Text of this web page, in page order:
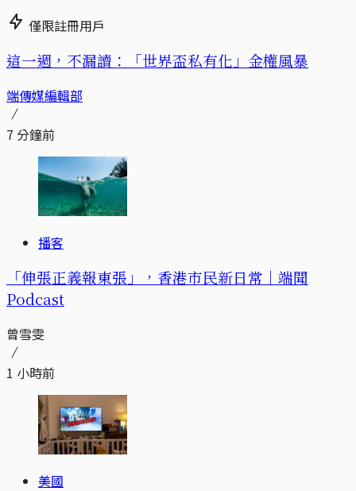
僅限註冊用戶
這一週，不漏讀：「世界盃私有化」金權風暴
端傳媒編輯部
7 分鐘前
播客
「伸張正義報東張」，香港市民新日常｜端聞
Podcast
曾雪雯
1 小時前
美國